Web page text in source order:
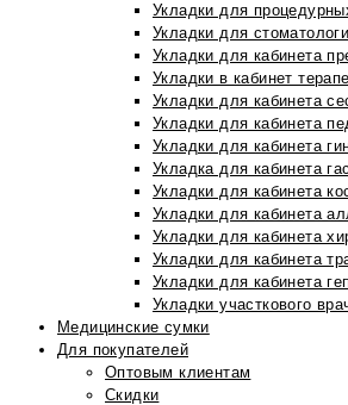
Укладки для
Укладки для
Укладки для кабинета
Укладки в кабинет
Укладки для кабинета
Укладки для кабинета
Укладки для кабинета
Укладка для кабинета
Укладки для кабинета
Укладки для кабинета
Укладки для кабинета
Укладки для кабинета
Укладки для кабинета
Укладки участкового
Медицинские сумки
Для покупателей
Оптовым клиентам
Скидки